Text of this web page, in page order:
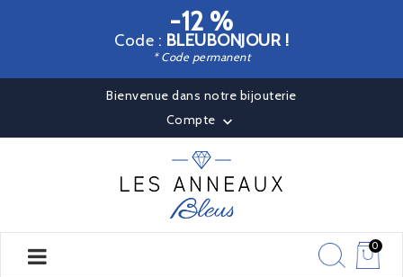
-12 %
Code : BLEUBONJOUR !
* Code permanent
Bienvenue dans notre bijouterie
Compte 
0